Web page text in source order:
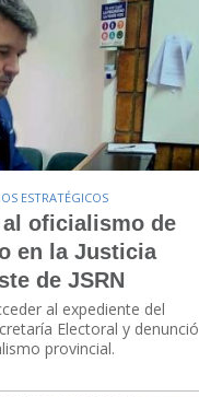
ESTRATÉGICOS
oficialismo de
en la Justicia
de JSRN
al expediente del
Electoral y denunció
provincial.